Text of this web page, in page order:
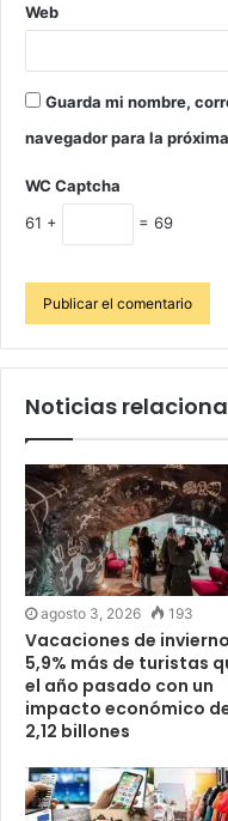
Web
Guarda mi nombre,
navegador para la
WC Captcha
61 +
= 69
Noticias
agosto 3, 2026 193
Vacaciones de
5,9% más de turistas
el año pasado con un
impacto económico
2,12 billones